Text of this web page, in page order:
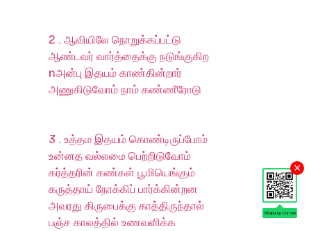
×
2 . ஆவியிலே நொறுக்கப்பட்டு
ஆண்டவர் வார்த்தைக்கு நடுங்குகிற
nஅன்பு இதயம் காண்கின்றார்
அணுகிடுவோம் நாம் கண்ணீரோடு
3 . உத்தம இதயம் கொண்டிருப்போம்
உன்னத வல்லமை பெற்றிடுவோம்
கர்த்தரின் கண்கள் பூமியெங்கும்
கருத்தாய் நோக்கிப் பார்க்கின்றன
அவரது கிருபைக்கு காத்திருந்தால்
பஞ்ச காலத்தில் உணவளிக்க